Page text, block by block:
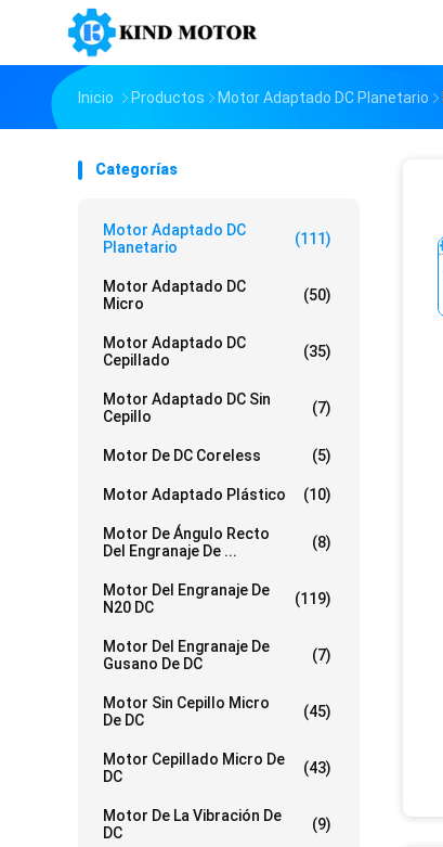
Inicio Productos Motor Adaptado DC Planetario
Categorías
Motor Adaptado DC
Planetario
(111)
Motor Adaptado DC
Micro
(50)
Motor Adaptado DC
Cepillado
(35)
Motor Adaptado DC Sin
Cepillo
(7)
Motor De DC Coreless (5)
Motor Adaptado Plástico (10)
Motor De Ángulo Recto
Del Engranaje De ...
(8)
Motor Del Engranaje De
N20 DC
(119)
Motor Del Engranaje De
Gusano De DC
(7)
Motor Sin Cepillo Micro
De DC
(45)
Motor Cepillado Micro De
DC
(43)
Motor De La Vibración De
DC
(9)